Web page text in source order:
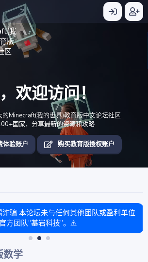
欢迎访问！
Minecraft(我的世界)教育版中文论坛社区
国家，分享最新的资源和攻略
体验账户 购买教育版授权账户
骗 本论坛未与任何其他团队或盈利单位
方团队“基岩科技”。⚠️
数学